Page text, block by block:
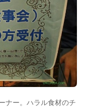
ナー。ハラル食材のチ